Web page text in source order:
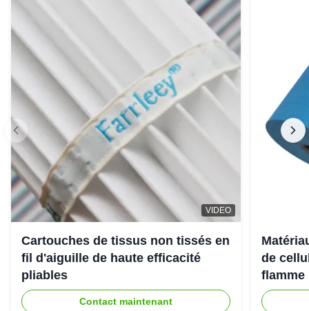
2 étoiles
1 étoile
E
Emma Walker
Jul 1.2025
★★★★★
★★★★★
Reliable performance, consistent quality every time.
VIDEO
Cartouches de tissus non tissés en
fil d'aiguille de haute efficacité
pliables
Contact maintenant
de
flamme